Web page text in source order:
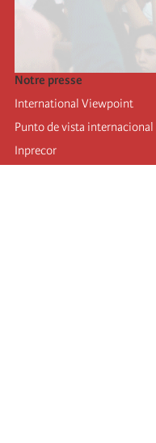
Notre presse
International Viewpoint
Punto de vista internacional
Inprecor